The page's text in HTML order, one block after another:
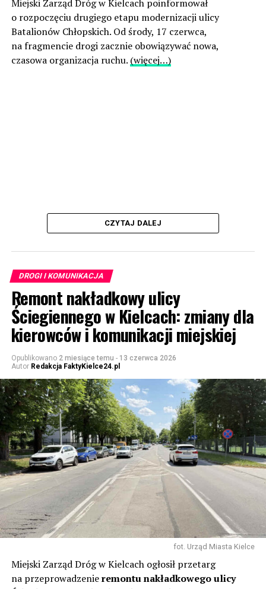
Miejski Zarząd Dróg w Kielcach poinformował
o rozpoczęciu drugiego etapu modernizacji ulicy
Batalionów Chłopskich. Od środy, 17 czerwca,
na fragmencie drogi zacznie obowiązywać nowa,
czasowa organizacja ruchu. (więcej…)
CZYTAJ DALEJ
DROGI I KOMUNIKACJA
Remont nakładkowy ulicy
Ściegiennego w Kielcach: zmiany dla
kierowców i komunikacji miejskiej
Opublikowano 2 miesiące temu - 13 czerwca 2026
Autor Redakcja FaktyKielce24.pl
fot. Urząd Miasta Kielce
Miejski Zarząd Dróg w Kielcach ogłosił przetarg
na przeprowadzenieremontu nakładkowego ulicy